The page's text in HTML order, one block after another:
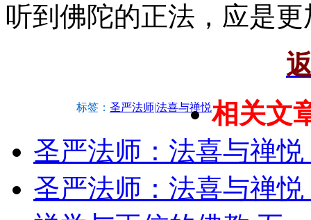
听到佛陀的正法，应是
标签： 圣严法师|法喜与禅悦相关文
圣严法师：法喜与禅
圣严法师：法喜与禅